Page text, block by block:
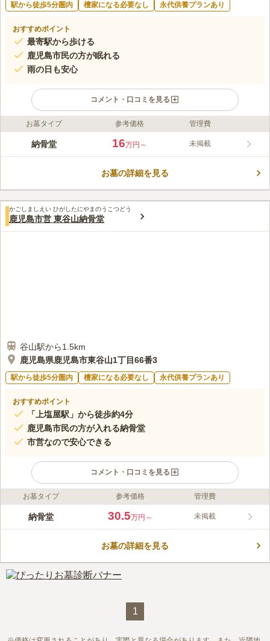
駅から徒歩5分圏内 檀家になる必要なし 永代供養プランあり
おすすめポイント
最寄駅から歩ける
鹿児島市民の方が眠れる
雨の日も安心
コメント・口コミを見る
ライフドット編集部のコメント
鹿児島市が管理を行っている納骨堂で、遺骨を所有していて1年
ひとつです。 宗教を問わないため、信仰を大切にしたい方も安
口コミ評価
この霊園はまだ誰からも評価されていません。
お墓タイプ 参考価格 管理費
納骨堂 16万円～ 未掲載
お墓の詳細を見る
かごしましえい ひがしたにやまのうこつどう
鹿児島市営 東谷山納骨堂
谷山駅から1.5km
鹿児島県鹿児島市東谷山1丁目66番3
駅から徒歩5分圏内 檀家になる必要なし 永代供養プランあり
おすすめポイント
「上塩屋駅」から徒歩約4分
鹿児島市民の方が入れる納骨堂
市営なので安心できる
コメント・口コミを見る
ライフドット編集部のコメント
鹿児島市が管理をしている納骨堂です。 宗教を問わないため、
強いときにも快適にお参りできるのも嬉しいポイントです。 屋
ので、遠方の方や足繁く通うことができない方でも安心です。
口コミ評価
お墓タイプ 参考価格 管理費
納骨堂 30.5万円～ 未掲載
お墓の詳細を見る
1